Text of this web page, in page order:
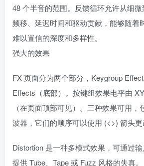
48 个半音的范围。反馈循环允许从细
频移、延迟时间和驱动贡献，能够随着
难以置信的深度和多样性。
强大的效果
FX 页面分为两个部分，Keygroup
Effects（底部）。按键组效果电平由
（在页面顶部可见）。三种效果可用
波器，它们的顺序可以使用 (<>) 箭头更
Distortion 是一种多模式效果，可通过
提供 Tube、Tape 或 Fuzz 风格的失真。